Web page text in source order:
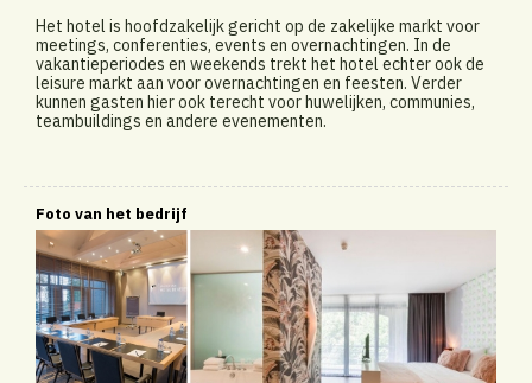
Het hotel is hoofdzakelijk gericht op de zakelijke markt voor
meetings, conferenties, events en overnachtingen. In de
vakantieperiodes en weekends trekt het hotel echter ook de
leisure markt aan voor overnachtingen en feesten. Verder
kunnen gasten hier ook terecht voor huwelijken, communies,
teambuildings en andere evenementen.
Foto van het bedrijf